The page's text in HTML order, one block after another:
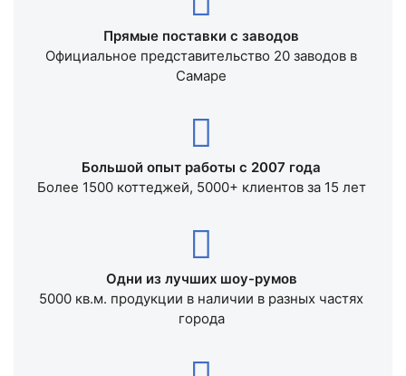
Прямые поставки с заводов
Официальное представительство 20 заводов в
Самаре
Большой опыт работы с 2007 года
Более 1500 коттеджей, 5000+ клиентов за 15 лет
Одни из лучших шоу-румов
5000 кв.м. продукции в наличии в разных частях
города